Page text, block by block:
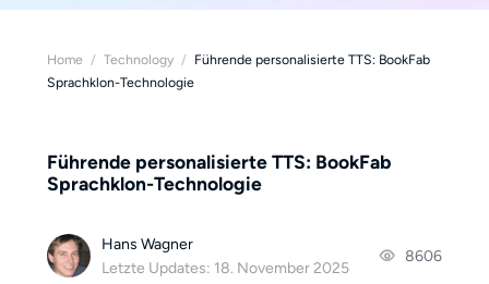
Home / Technology / Führende personalisierte TTS: BookFab
Sprachklon-Technologie
Führende personalisierte TTS: BookFab
Sprachklon-Technologie
Hans Wagner
Letzte Updates: 18. November 2025
8606